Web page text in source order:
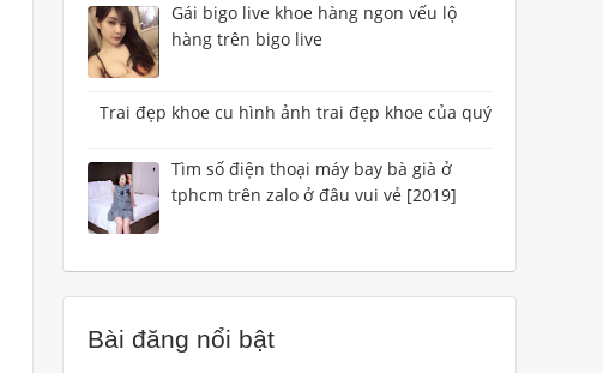
Gái bigo live khoe hàng ngon vếu lộ
hàng trên bigo live
Trai đẹp khoe cu hình ảnh trai đẹp khoe của quý
Tìm số điện thoại máy bay bà già ở
tphcm trên zalo ở đâu vui vẻ [2019]
Bài đăng nổi bật